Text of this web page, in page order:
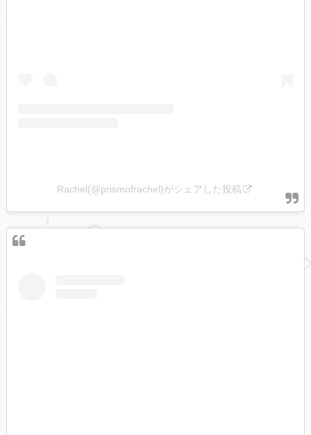
Rachel(@prismofrachel)がシェアした投稿